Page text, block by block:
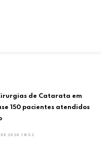
de Catarata em
150 pacientes atendidos
DE 2026 18:02